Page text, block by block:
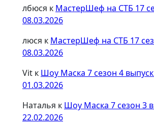
лбюся к МастерШеф на СТБ 17
08.03.2026
люся к МастерШеф на СТБ 17
08.03.2026
Vit к Шоу Маска 7 сезон 4
01.03.2026
Наталья к Шоу Маска 7 сезон 3
22.02.2026